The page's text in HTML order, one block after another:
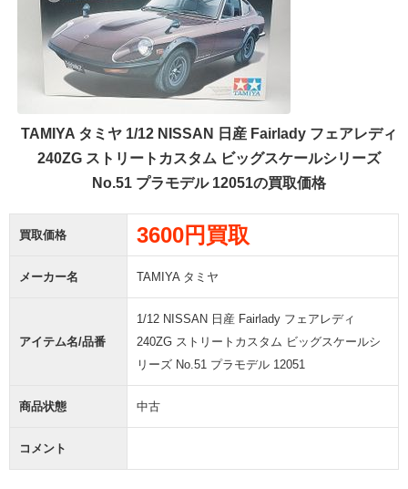
TAMIYA タミヤ 1/12 NISSAN 日産 Fairlady フェアレディ
240ZG ストリートカスタム ビッグスケールシリーズ
No.51 プラモデル 12051の買取価格
買取価格 3600円買取
メーカー名 TAMIYA タミヤ
アイテム名/品番
1/12 NISSAN 日産 Fairlady フェアレディ
240ZG ストリートカスタム ビッグスケールシ
リーズ No.51 プラモデル 12051
商品状態 中古
コメント